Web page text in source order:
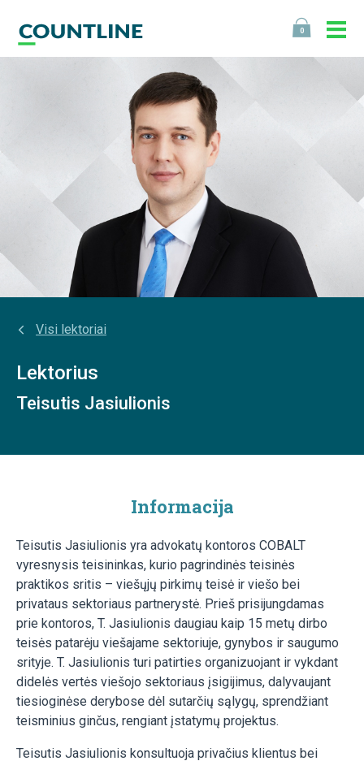
0
Visi lektoriai
Lektorius
Teisutis Jasiulionis
Informacija
Teisutis Jasiulionis yra advokatų kontoros COBALT
vyresnysis teisininkas, kurio pagrindinės teisinės
praktikos sritis – viešųjų pirkimų teisė ir viešo bei
privataus sektoriaus partnerystė. Prieš prisijungdamas
prie kontoros, T. Jasiulionis daugiau kaip 15 metų dirbo
teisės patarėju viešajame sektoriuje, gynybos ir saugumo
srityje. T. Jasiulionis turi patirties organizuojant ir vykdant
didelės vertės viešojo sektoriaus įsigijimus, dalyvaujant
tiesioginėse derybose dėl sutarčių sąlygų, sprendžiant
teisminius ginčus, rengiant įstatymų projektus.
Teisutis Jasiulionis konsultuoja privačius klientus bei